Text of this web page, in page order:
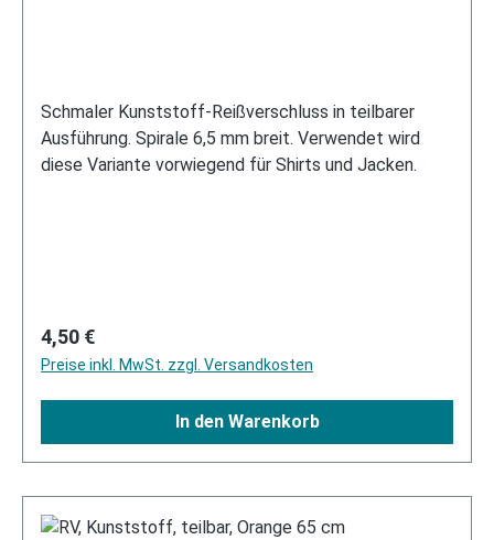
Schmaler Kunststoff-Reißverschluss in teilbarer
Ausführung. Spirale 6,5 mm breit. Verwendet wird
diese Variante vorwiegend für Shirts und Jacken.
Regulärer Preis:
4,50 €
Preise inkl. MwSt. zzgl. Versandkosten
In den Warenkorb